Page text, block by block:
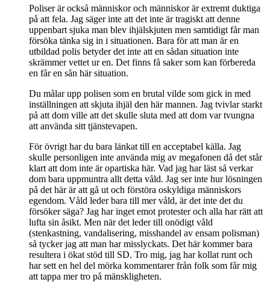
Poliser är också människor och människor är extremt duktiga
på att fela. Jag säger inte att det inte är tragiskt att denne
uppenbart sjuka man blev ihjälskjuten men samtidigt får man
försöka tänka sig in i situationen. Bara för att man är en
utbildad polis betyder det inte att en sådan situation inte
skrämmer vettet ur en. Det finns få saker som kan förbereda
en får en sån här situation.
Du målar upp polisen som en brutal vilde som gick in med
inställningen att skjuta ihjäl den här mannen. Jag tvivlar starkt
på att dom ville att det skulle sluta med att dom var tvungna
att använda sitt tjänstevapen.
För övrigt har du bara länkat till en acceptabel källa. Jag
skulle personligen inte använda mig av megafonen då det står
klart att dom inte är opartiska här. Vad jag har läst så verkar
dom bara uppmuntra allt detta våld. Jag ser inte hur lösningen
på det här är att gå ut och förstöra oskyldiga människors
egendom. Våld leder bara till mer våld, är det inte det du
försöker säga? Jag har inget emot protester och alla har rätt att
lufta sin åsikt. Men när det leder till onödigt våld
(stenkastning, vandalisering, misshandel av ensam polisman)
så tycker jag att man har misslyckats. Det här kommer bara
resultera i ökat stöd till SD. Tro mig, jag har kollat runt och
har sett en hel del mörka kommentarer från folk som får mig
att tappa mer tro på mänskligheten.